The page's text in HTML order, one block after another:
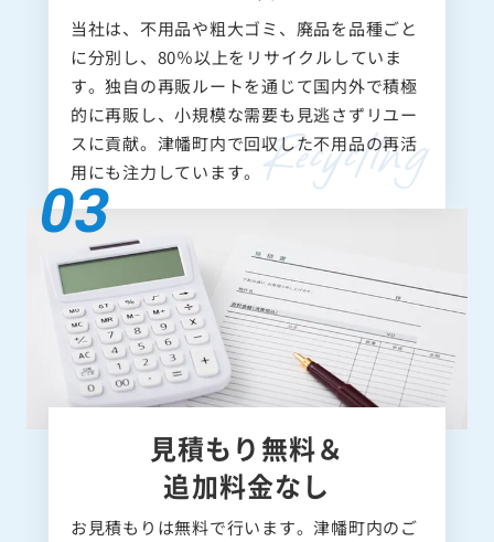
当社は、不用品や粗大ゴミ、廃品を品種ごと
に分別し、80％以上をリサイクルしていま
す。独自の再販ルートを通じて国内外で積極
的に再販し、小規模な需要も見逃さずリユー
スに貢献。津幡町内で回収した不用品の再活
用にも注力しています。
見積もり無料＆
追加料金なし
お見積もりは無料で行います。津幡町内のご